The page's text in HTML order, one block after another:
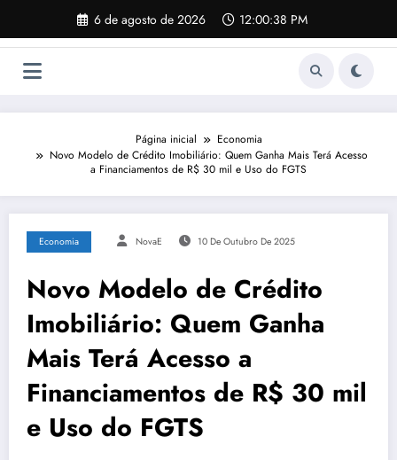
o
6 de agosto de 2026 12:00:39 PM
Página inicial
Economia
Novo Modelo de Crédito Imobiliário: Quem Ganha Mais Terá Acesso
a Financiamentos de R$ 30 mil e Uso do FGTS
Economia NovaE 10 De Outubro De 2025
Novo Modelo de Crédito
Imobiliário: Quem Ganha
Mais Terá Acesso a
Financiamentos de R$ 30 mil
e Uso do FGTS